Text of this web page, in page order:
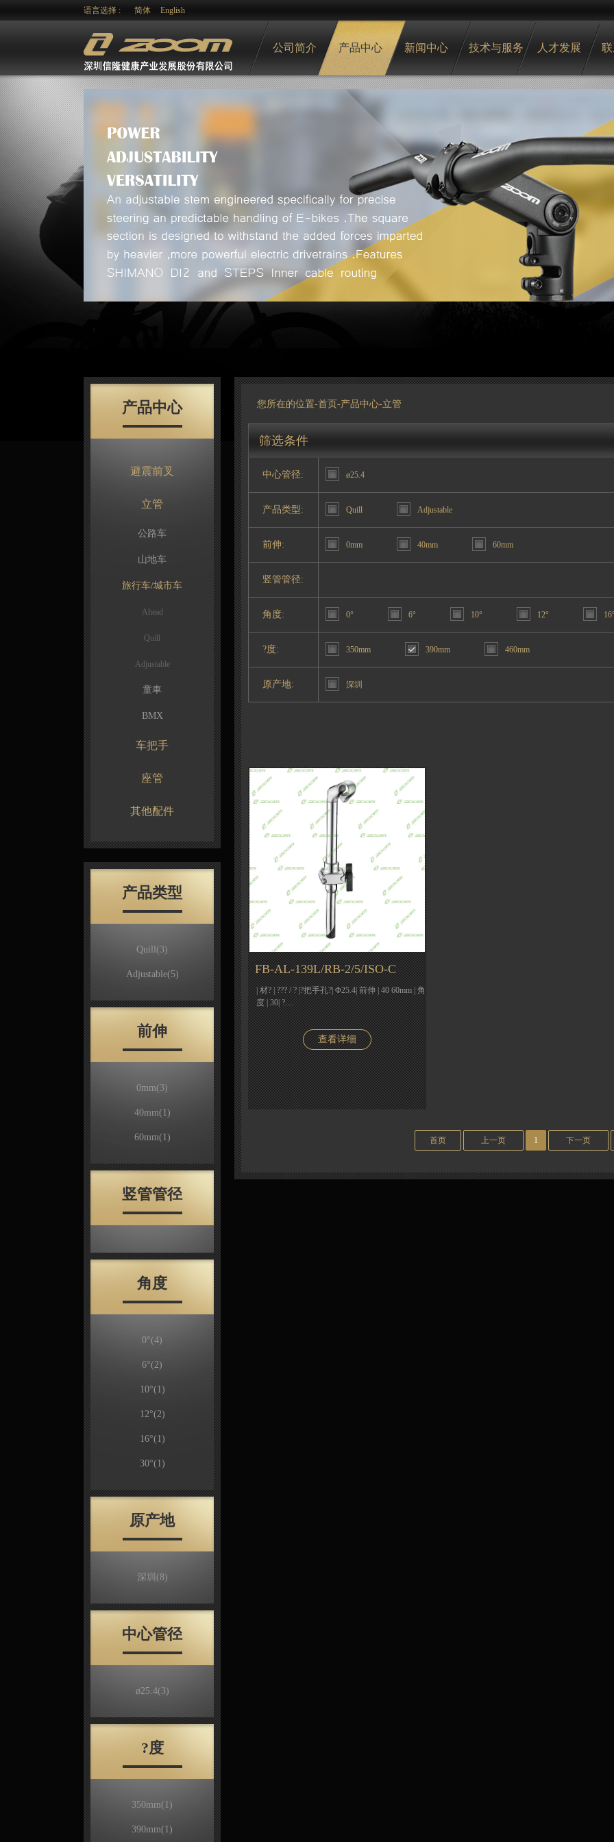
语言选择 : 简体 English
公司简介 产品中心 新闻中心 技术与服务 人才发展
产品中心
避震前叉
立管
公路车
山地车
旅行车/城市车
Ahead
Quill
Adjustable
童車
BMX
车把手
座管
其他配件
产品类型
Quill (3)
Adjustable(5)
前伸
0mm(3)
40mm(1)
60mm(1)
竖管管径
角度
0°(4)
6°(2)
10°(1)
12°(2)
16°(1)
30°(1)
原产地
深圳 (8)
中心管径
ø25.4(3)
?度
350mm(1)
390mm(1)
您所在的位置-首页 -产品中心-立管
筛选条件
中心管径: ø25.4
产品类型: Quill Adjustable
前伸: 0mm 40mm 60mm
竖管管径:
角度: 0° 6° 10° 12°
?度: 350mm 390mm 460mm
原产地: 深圳
FB-AL-139L/RB-2/5/ISO-C
| 材? | ??? / ? |?把手孔?| Φ25.4| 前伸 | 40 60mm | 角
度 | 30| ?…
查看详细
首页 上一页 1 下一页